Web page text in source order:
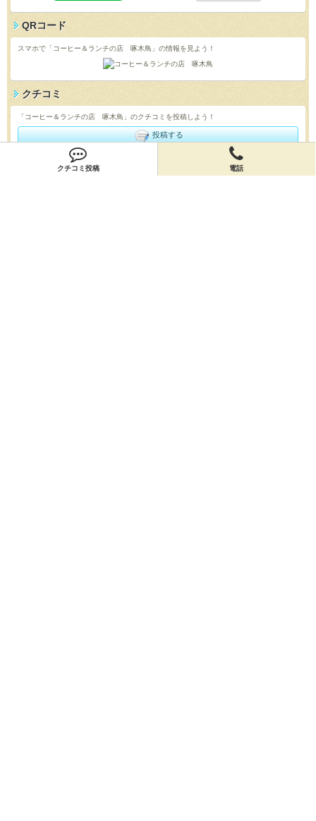
クチコミ投稿 電話
QRコード
スマホで「コーヒー＆ランチの店 啄木鳥」の情報を見よう！
クチコミ
「コーヒー＆ランチの店 啄木鳥」のクチコミを投稿しよう！
投稿する
店舗情報